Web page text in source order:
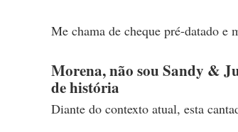
Me chama de cheque pré-datado e
Morena, não sou Sandy &
de história
Diante do contexto atual, esta